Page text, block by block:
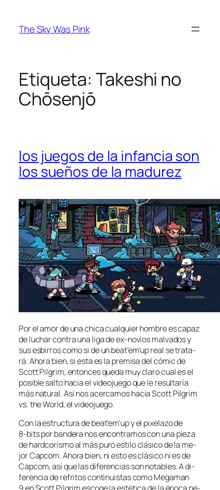
contenido
The Sky Was Pink
Etiqueta: Takeshi no
Chōsenjō
los juegos de la infancia son
los sueños de la madurez
Por el amor de una chi­ca cual­quier hom­bre es ca­paz
de lu­char con­tra una li­ga de ex-novios mal­va­dos y
sus es­bi­rros co­mo si de un bea­t’e­m’up real se tra­ta­
rá. Ahora bien, si es­ta es la pre­mi­sa del có­mic de
Scott Pilgrim, en­ton­ces que­da muy cla­ro cual es el
po­si­ble sal­to ha­cia el vi­deo­jue­go que le re­sul­ta­ría
más na­tu­ral. Así nos acer­ca­mos ha­cia Scott Pilgrim
vs. the World, el videojuego.
Con la es­truc­tu­ra de bea­t’e­m’up y el pi­xe­la­zo de
8‑bits por ban­de­ra nos en­con­tra­mos con una pie­za
de hard­co­ris­mo al más pu­ro es­ti­lo clá­si­co de la me­
jor Capcom. Ahora bien, ni es­to es clá­si­co ni es de
Capcom, así que las di­fe­ren­cias son no­ta­bles. A di­
fe­ren­cia de re­fri­tos con­ti­nuis­tas co­mo Megaman